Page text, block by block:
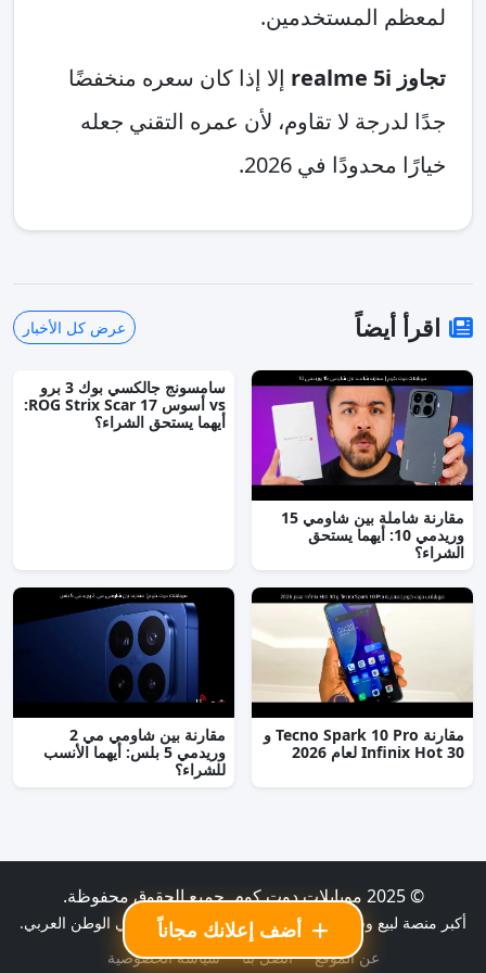
لمعظم المستخدمين.
تجاوز realme 5i
إلا إذا كان سعره منخفضًا
جدًا لدرجة لا تقاوم، لأن عمره التقني جعله
خيارًا محدودًا في 2026.
اقرأ أيضاً عرض كل الأخبار
مقارنة شاملة بين شاومي 15
وريدمي 10: أيهما يستحق
الشراء؟
سامسونج جالكسي بوك 3 برو
vs أسوس ROG Strix Scar 17:
أيهما يستحق الشراء؟
مقارنة Tecno Spark 10 Pro و
Infinix Hot 30 لعام 2026
مقارنة بين شاومي مي 2
وريدمي 5 بلس: أيهما الأنسب
للشراء؟
© 2025 موبايلات دوت كوم. جميع الحقوق محفوظة.
أكبر منصة لبيع وشراء الموبايلات الجديدة والمستعملة في الوطن العربي.
عن الموقع
اتصل بنا سياسة الخصوصية
أضف إعلانك مجاناً